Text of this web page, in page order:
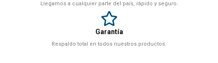
Llegamos a cualquier parte del país, rápido y seguro.
Garantía
Respaldo total en todos nuestros productos.